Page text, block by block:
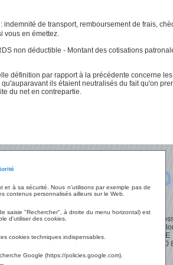
de transport, remboursement de frais,
vous en émettez.
non déductible - Montant des cotisations
définition par rapport à la précédente concerne
ils étaient neutralisés du fait qu'on
du net en contrepartie.
Fiche d'identité
LD Micro
Chiffres et références
Charte RGPD
Parc
26300
FRANCE
04 75 70
et à sa sécurité. Nous n'utilisons par exemple pas de
contenus personnalisés ailleurs sur le Web.
saisie "Rechercher", à droite du menu horizontal) est
d'utiliser des cookies.
cookies techniques indispensables.
Google (https://policies.google.com).